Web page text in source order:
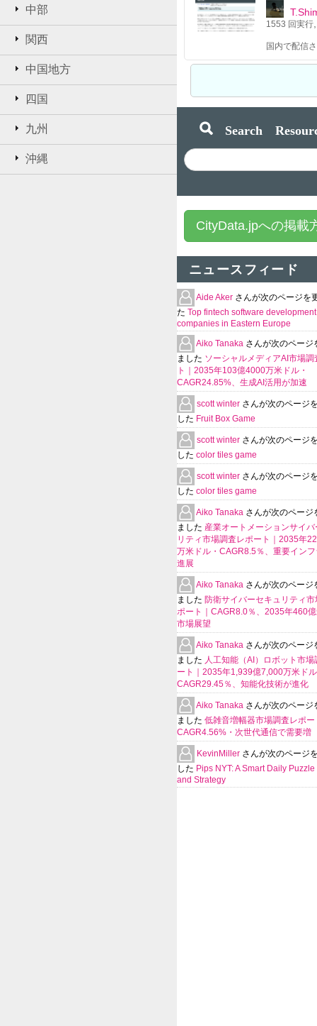
中部
関西
中国地方
四国
九州
沖縄
1553 回実行
Search
CityData.jpへの掲載
ニュースフィード
Aide Aker さんが次のページを
た Top fintech software development
companies in Eastern Europe
Aiko Tanaka さんが次のページ
ました ソーシャルメディアAI市場調
ト｜2035年103億4000万米ドル・
CAGR24.85%、生成AI活用が加速
scott winter さんが次のページ
した Fruit Box Game
scott winter さんが次のページ
した color tiles game
scott winter さんが次のページ
した color tiles game
Aiko Tanaka さんが次のページ
ました 産業オートメーションサイ
リティ市場調査レポート｜2035年
万米ドル・CAGR8.5％、重要イン
進展
Aiko Tanaka さんが次のページ
ました 防衛サイバーセキュリティ
ポート｜CAGR8.0％、2035年460
市場展望
Aiko Tanaka さんが次のページ
ました 人工知能（AI）ロボット市場
ート｜2035年1,939億7,000万米ド
CAGR29.45％、知能化技術が進化
Aiko Tanaka さんが次のページ
ました 低雑音増幅器市場調査レポー
CAGR4.56%・次世代通信で需要増
KevinMiller さんが次のページ
した Pips NYT: A Smart Daily
and Strategy